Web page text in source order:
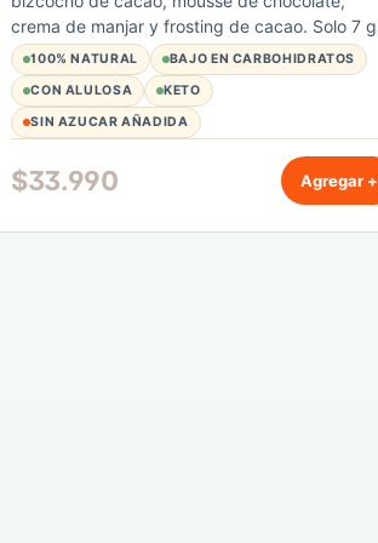
crema de manjar y frosting de cacao. Solo 7 g
de hidratos de carbono por porción. Sabor
intenso y textura cremosa con el sello Tremus.
1230 g la unidad.
100% NATURAL
BAJO EN CARBOHIDRATOS
CON ALULOSA
KETO
SIN AZUCAR AÑADIDA
$33.990 Agregar +